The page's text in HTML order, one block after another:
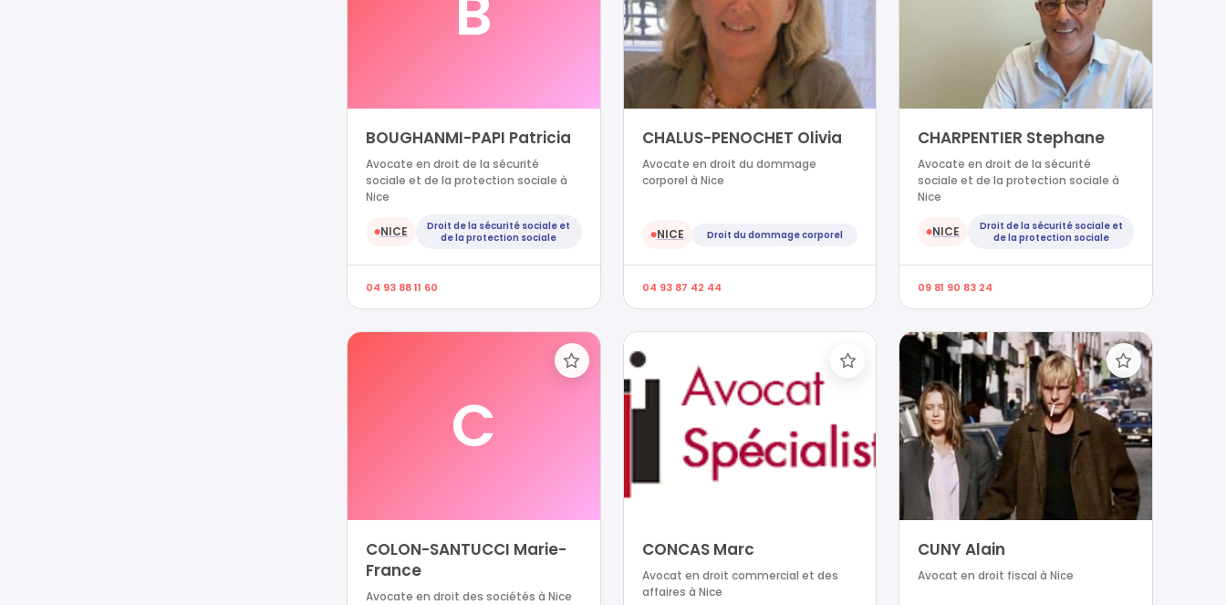
BOUGHANMI-PAPI Patricia
Avocate en droit de la sécurité
sociale et de la protection sociale à
Nice
●NICE
Droit de la sécurité sociale et
de la protection sociale
04 93 88 11 60
CHALUS-PENOCHET Olivia
Avocate en droit du dommage
corporel à Nice
●NICE Droit du dommage corporel
04 93 87 42 44
CHARPENTIER Stephane
Avocate en droit de la sécurité
sociale et de la protection sociale à
Nice
●NICE
Droit de la sécurité sociale et
de la protection sociale
09 81 90 83 24
C
COLON-SANTUCCI Marie-
France
Avocate en droit des sociétés à Nice
CONCAS Marc
Avocat en droit commercial et des
affaires à Nice
CUNY Alain
Avocat en droit fiscal à Nice